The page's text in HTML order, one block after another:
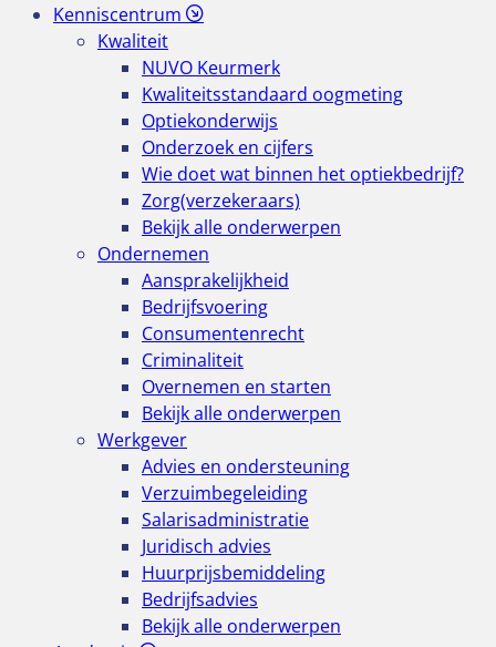
Kenniscentrum
Kwaliteit
NUVO Keurmerk
Kwaliteitsstandaard oogmeting
Optiekonderwijs
Onderzoek en cijfers
Wie doet wat binnen het optiekbedrijf?
Zorg(verzekeraars)
Bekijk alle onderwerpen
Ondernemen
Aansprakelijkheid
Bedrijfsvoering
Consumentenrecht
Criminaliteit
Overnemen en starten
Bekijk alle onderwerpen
Werkgever
Advies en ondersteuning
Verzuimbegeleiding
Salarisadministratie
Juridisch advies
Huurprijsbemiddeling
Bedrijfsadvies
Bekijk alle onderwerpen